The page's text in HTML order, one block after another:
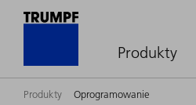
Produkty
Produkty Oprogramowanie